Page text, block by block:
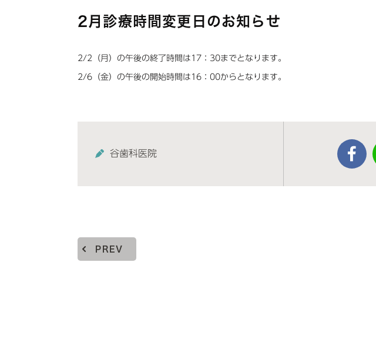
2月診療時間変更日のお知らせ
2/2（月）の午後の終了時間は17：30までとなります。
2/6（金）の午後の開始時間は16：00からとなります。
谷歯科医院
PREV